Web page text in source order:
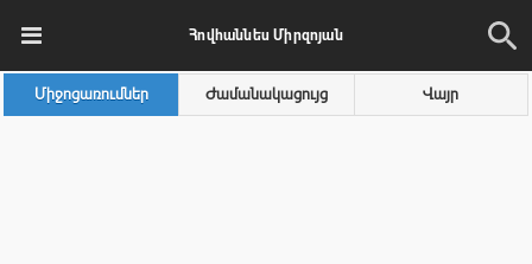
Հովհաննես Միրզոյան
Միջոցառումներ Ժամանակացույց Վայր